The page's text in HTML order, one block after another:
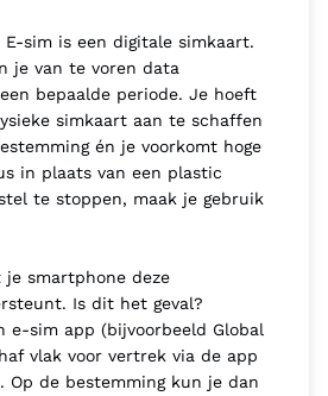
sim is een digitale simkaart.
je van te voren data
bepaalde periode. Je hoeft
simkaart aan te schaffen
én je voorkomt hoge
in plaats van een plastic
te stoppen, maak je gebruik
je smartphone deze
Is dit het geval?
e-sim app (bijvoorbeeld Global
vlak voor vertrek via de app
Op de bestemming kun je dan